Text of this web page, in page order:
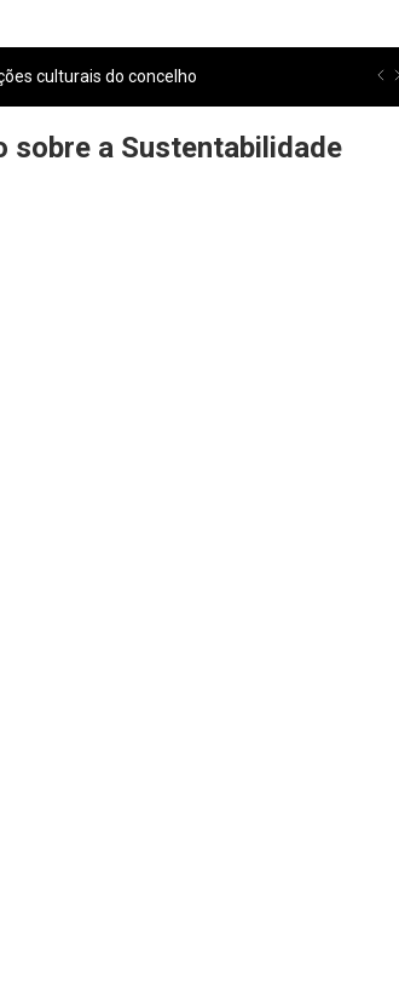
culturais do concelho
sobre a Sustentabilidade